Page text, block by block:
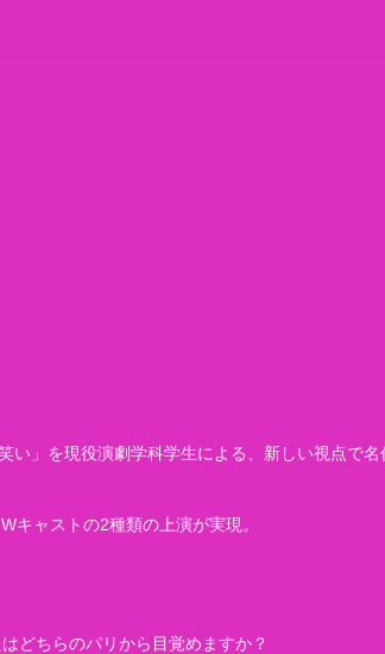
」を現役演劇学科学生による、新しい視点で
キャストの2種類の上演が実現。
どちらのパリから目覚めますか？